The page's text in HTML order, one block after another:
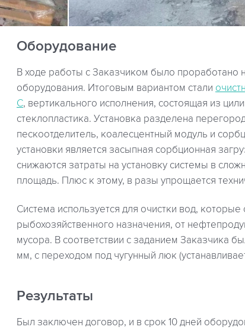
Оборудование
В ходе работы с Заказчиком было проработано
оборудования. Итоговым вариантом стали
С, вертикального исполнения, состоящая из
стеклопластика. Установка разделена
пескоотделитель, коалесцентный модуль и
установки является засыпная сорбционная
снижаются затраты на установку системы в
площадь. Плюс к этому, в разы упрощается
Система используется для очистки вод,
рыбохозяйственного назначения, от
мусора. В соответствии с заданием Заказчика
мм, с переходом под чугунный люк
Результаты
Был заключен договор, и в срок 10 дней